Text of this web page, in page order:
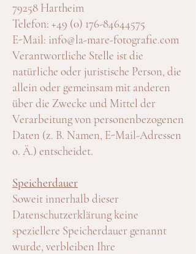
79258 Hartheim
Telefon: +49 (0) 176-84644575
E-Mail: info@la-mare-fotografie.com
Verantwortliche Stelle ist die
natürliche oder juristische Person, die
allein oder gemeinsam mit anderen
über die Zwecke und Mittel der
Verarbeitung von personenbezogenen
Daten (z. B. Namen, E-Mail-Adressen
o. Ä.) entscheidet.
Speicherdauer
Soweit innerhalb dieser
Datenschutzerklärung keine
speziellere Speicherdauer genannt
wurde, verbleiben Ihre